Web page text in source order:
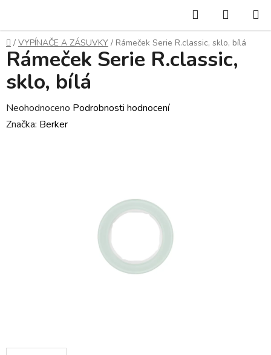
obsah
Hledat
KOŠÍK
Domů
/ VYPÍNAČE A ZÁSUVKY / Rámeček Serie R.classic, sklo, bílá
Rámeček Serie R.classic,
sklo, bílá
Průměrné
hodnocení
Neohodnoceno Podrobnosti hodnocení
Značka: Berker